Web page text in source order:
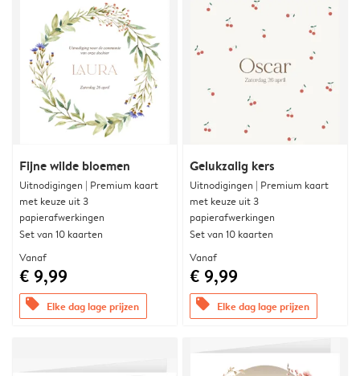
Fijne wilde bloemen
Uitnodigingen | Premium kaart
met keuze uit 3
papierafwerkingen
Set van 10 kaarten
Vanaf
€ 9,99
offers Elke dag lage prijzen
Gelukzalig kers
Uitnodigingen | Premium kaart
met keuze uit 3
papierafwerkingen
Set van 10 kaarten
Vanaf
€ 9,99
offers Elke dag lage prijzen